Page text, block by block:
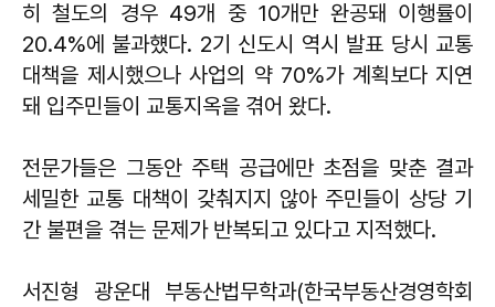
히 철도의 경우 49개 중 10개만 완공돼 이행률이
20.4%에 불과헀다. 2기 신도시 역시 발표 당시 교통
대책을 제시했으나 사업의 약 70%가 계획보다 지연
돼 입주민들이 교통지옥을 겪어 왔다.
전문가들은 그동안 주택 공급에만 초점을 맞춘 결과
세밀한 교통 대책이 갖춰지지 않아 주민들이 상당 기
간 불편을 겪는 문제가 반복되고 있다고 지적했다.
서진형 광운대 부동산법무학과(한국부동산경영학회